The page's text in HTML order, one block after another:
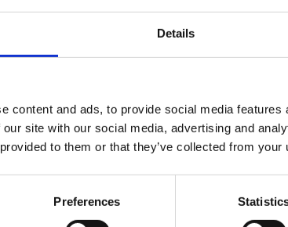
Details
content and ads, to provide social media
site with our social media, advertising and
to them or that they’ve collected from
Preferences
finns i flera storlekar, från tre meters höjd upp till den
klätterpyramider finns i flera storlekar, från tre
barn från cirka 6 år och uppåt att klättra på en och
med en diameter på cirka 9–14,5 meter.
större plats, maximerar nätstrukturen antalet